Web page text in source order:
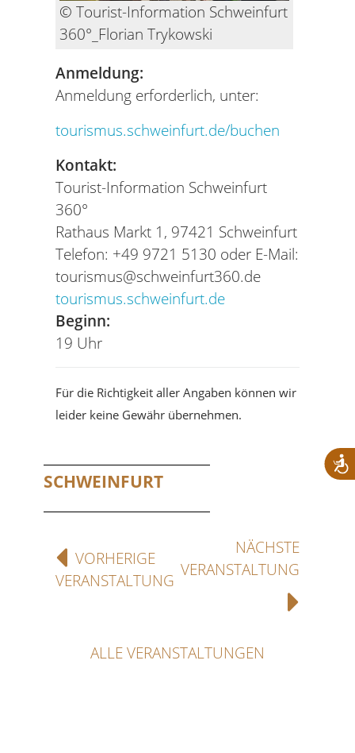
© Tourist-Information Schweinfurt
360°_Florian Trykowski
Anmeldung:
Anmeldung erforderlich, unter:
tourismus.schweinfurt.de/buchen
Kontakt:
Tourist-Information Schweinfurt
360°
Rathaus Markt 1, 97421 Schweinfurt
Telefon: +49 9721 5130 oder E-Mail:
tourismus@schweinfurt360.de
tourismus.schweinfurt.de
Beginn:
19 Uhr
Für die Richtigkeit aller Angaben können wir
leider keine Gewähr übernehmen.
SCHWEINFURT
VORHERIGE
VERANSTALTUNG
NÄCHSTE
VERANSTALTUNG
ALLE VERANSTALTUNGEN